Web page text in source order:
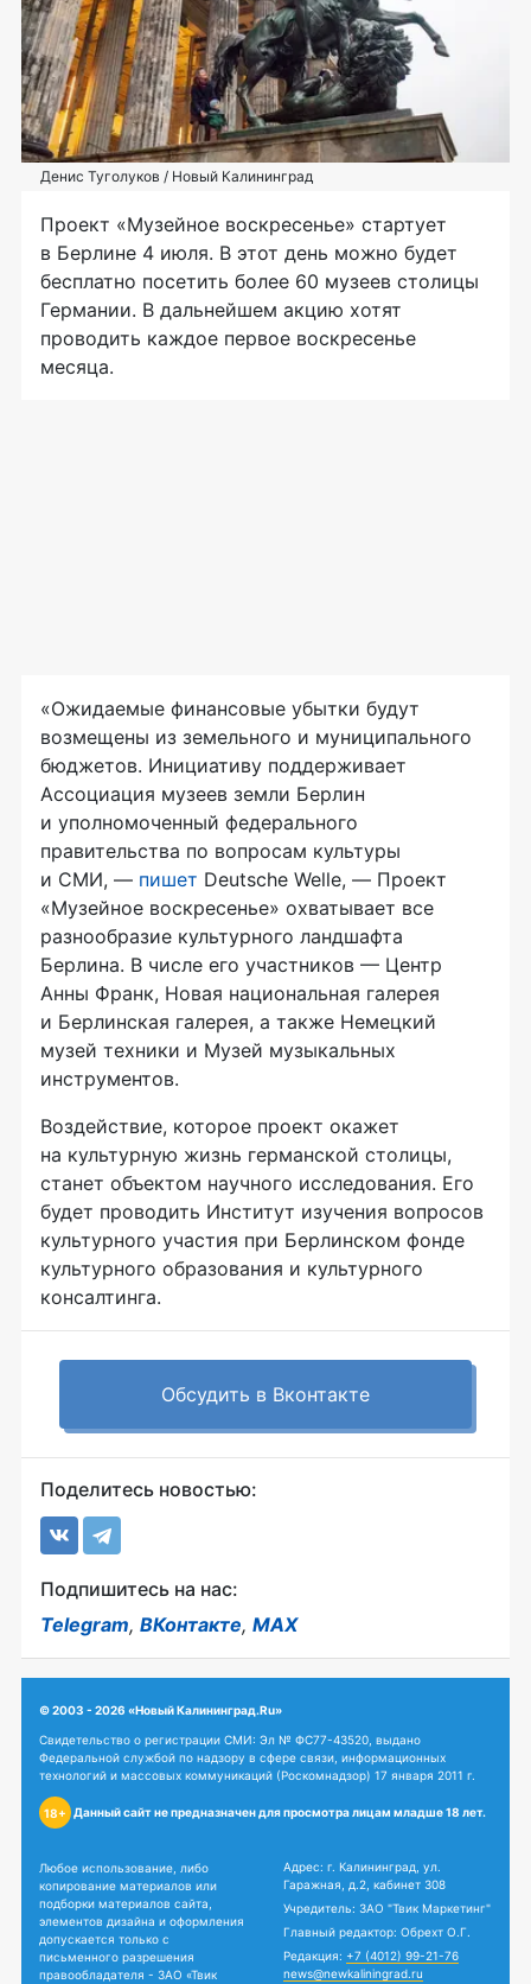
Денис Туголуков / Новый Калининград
Проект «Музейное воскресенье» стартует
в Берлине 4 июля. В этот день можно будет
бесплатно посетить более 60 музеев столицы
Германии. В дальнейшем акцию хотят
проводить каждое первое воскресенье
месяца.
«Ожидаемые финансовые убытки будут
возмещены из земельного и муниципального
бюджетов. Инициативу поддерживает
Ассоциация музеев земли Берлин
и уполномоченный федерального
правительства по вопросам культуры
и СМИ, — пишет Deutsche Welle, — Проект
«Музейное воскресенье» охватывает все
разнообразие культурного ландшафта
Берлина. В числе его участников — Центр
Анны Франк, Новая национальная галерея
и Берлинская галерея, а также Немецкий
музей техники и Музей музыкальных
инструментов.
Воздействие, которое проект окажет
на культурную жизнь германской столицы,
станет объектом научного исследования. Его
будет проводить Институт изучения вопросов
культурного участия при Берлинском фонде
культурного образования и культурного
консалтинга.
Обсудить в Вконтакте
Поделитесь новостью:
Подпишитесь на нас:
Telegram, ВКонтакте, MAX
© 2003 - 2026 «Новый Калининград.Ru»
Свидетельство о регистрации СМИ: Эл № ФС77-43520, выдано
Федеральной службой по надзору в сфере связи, информационных
технологий и массовых коммуникаций (Роскомнадзор) 17 января 2011 г.
18+ Данный сайт не предназначен для просмотра лицам младше 18 лет.
Любое использование, либо
копирование материалов или
подборки материалов сайта,
элементов дизайна и оформления
допускается только с
письменного разрешения
правообладателя - ЗАО «Твик
Адрес: г. Калининград, ул.
Гаражная, д.2, кабинет 308
Учредитель: ЗАО "Твик Маркетинг"
Главный редактор: Обрехт О.Г.
Редакция: +7 (4012) 99-21-76
news@newkaliningrad.ru